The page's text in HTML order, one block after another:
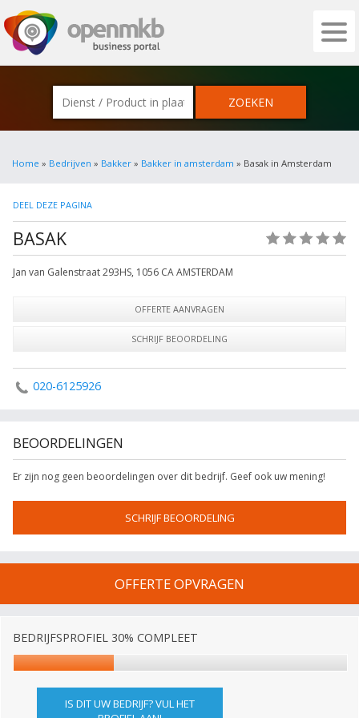
OPENMKB - DE ZAKELIJKE PORTAL
Home » Bedrijven » Bakker » Bakker in amsterdam » Basak in Amsterdam
DEEL DEZE PAGINA
BASAK
Jan van Galenstraat 293HS, 1056 CAAMSTERDAM
OFFERTE AANVRAGEN
SCHRIJF BEOORDELING
020-6125926
BEOORDELINGEN
Er zijn nog geen beoordelingen over dit bedrijf. Geef ook uw mening!
SCHRIJF BEOORDELING
OFFERTE OPVRAGEN
BEDRIJFSPROFIEL 30% COMPLEET
IS DIT UW BEDRIJF? VUL HET